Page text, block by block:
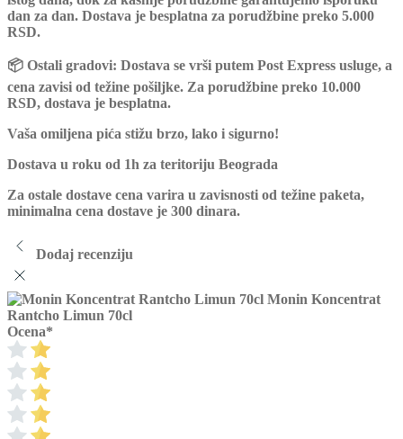
dan za dan. Dostava je besplatna za porudžbine preko 5.000
RSD.
📦 Ostali gradovi: Dostava se vrši putem Post Express usluge, a
cena zavisi od težine pošiljke. Za porudžbine preko 10.000
RSD, dostava je besplatna.
Vaša omiljena pića stižu brzo, lako i sigurno!
Dostava u roku od 1h za teritoriju Beograda
Za ostale dostave cena varira u zavisnosti od težine paketa,
minimalna cena dostave je 300 dinara.
Dodaj recenziju
Monin Koncentrat
Rantcho Limun 70cl
Ocena*